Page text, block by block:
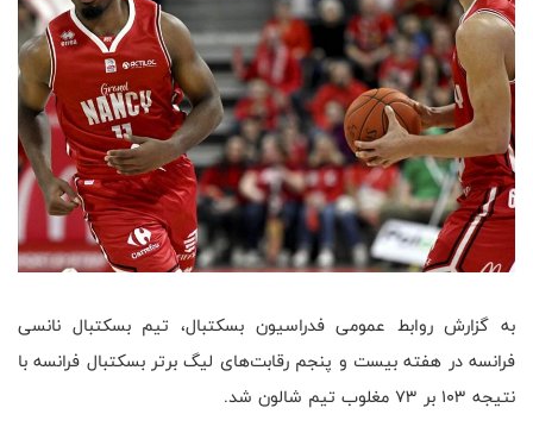
به گزارش روابط عمومی فدراسیون بسکتبال،‌ تیم بسکتبال نانسی
فرانسه در هفته بیست و پنجم رقابت‌های لیگ برتر بسکتبال فرانسه با
نتیجه ۱۰۳ بر ۷۳ مغلوب تیم شالون شد.